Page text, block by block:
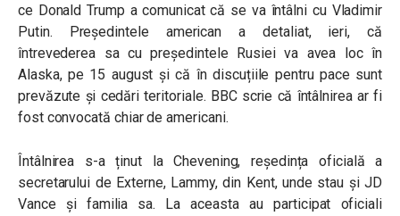
ce Donald Trump a comunicat că se va întâlni cu Vladimir
Putin. Președintele american a detaliat, ieri, că
întrevederea sa cu președintele Rusiei va avea loc în
Alaska, pe 15 august și că în discuțiile pentru pace sunt
prevăzute și cedări teritoriale. BBC scrie că întâlnirea ar fi
fost convocată chiar de americani.
Întâlnirea s-a ținut la Chevening, reședința oficială a
secretarului de Externe, Lammy, din Kent, unde stau și JD
Vance și familia sa. La aceasta au participat oficiali